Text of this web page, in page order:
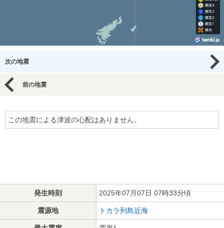
次の地震
前の地震
この地震による津波の心配はありません。
発生時刻 2025年07月07日 07時33分頃
震源地 トカラ列島近海